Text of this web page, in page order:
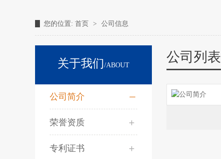
您的位置: 首页 > 公司信息
关于我们/ABOUT
公司简介
荣誉资质
专利证书
公司列表